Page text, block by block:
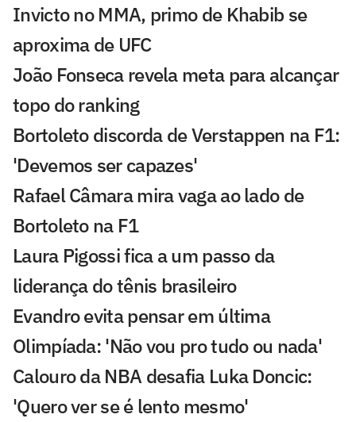
Invicto no MMA, primo de Khabib se
aproxima de UFC
João Fonseca revela meta para alcançar
topo do ranking
Bortoleto discorda de Verstappen na F1:
'Devemos ser capazes'
Rafael Câmara mira vaga ao lado de
Bortoleto na F1
Laura Pigossi fica a um passo da
liderança do tênis brasileiro
Evandro evita pensar em última
Olimpíada: 'Não vou pro tudo ou nada'
Calouro da NBA desafia Luka Doncic:
'Quero ver se é lento mesmo'